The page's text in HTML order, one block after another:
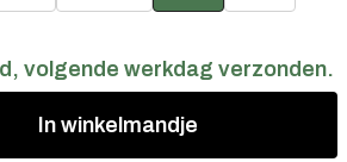
volgende werkdag verzonden.
In winkelmandje